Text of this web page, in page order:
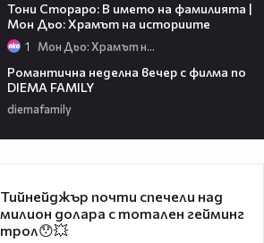
Тони Стораро: В името на фамилията |
Мон Дьо: Храмът на историите
1 Мон Дьо: Храмът на историите
Романтична неделна вечер с филма по
DIEMA FAMILY
diemafamily
Тийнейджър почти спечели над
милион долара с тотален гейминг
трол😯💥